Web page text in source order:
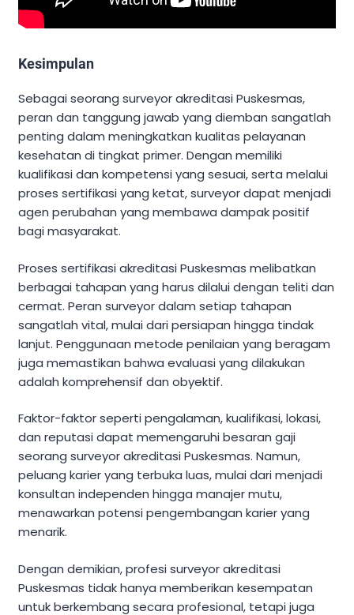
Kesimpulan
Sebagai seorang surveyor akreditasi Puskesmas,
peran dan tanggung jawab yang diemban sangatlah
penting dalam meningkatkan kualitas pelayanan
kesehatan di tingkat primer. Dengan memiliki
kualifikasi dan kompetensi yang sesuai, serta melalui
proses sertifikasi yang ketat, surveyor dapat menjadi
agen perubahan yang membawa dampak positif
bagi masyarakat.
Proses sertifikasi akreditasi Puskesmas melibatkan
berbagai tahapan yang harus dilalui dengan teliti dan
cermat. Peran surveyor dalam setiap tahapan
sangatlah vital, mulai dari persiapan hingga tindak
lanjut. Penggunaan metode penilaian yang beragam
juga memastikan bahwa evaluasi yang dilakukan
adalah komprehensif dan obyektif.
Faktor-faktor seperti pengalaman, kualifikasi, lokasi,
dan reputasi dapat memengaruhi besaran gaji
seorang surveyor akreditasi Puskesmas. Namun,
peluang karier yang terbuka luas, mulai dari menjadi
konsultan independen hingga manajer mutu,
menawarkan potensi pengembangan karier yang
menarik.
Dengan demikian, profesi surveyor akreditasi
Puskesmas tidak hanya memberikan kesempatan
untuk berkembang secara profesional, tetapi juga